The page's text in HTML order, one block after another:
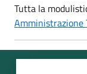
Tutta la
Amministrazione